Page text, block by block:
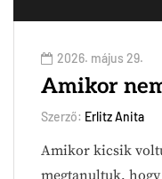
2026. május 29.
Amikor
Szerző: Erlitz Anita
Amikor kicsik